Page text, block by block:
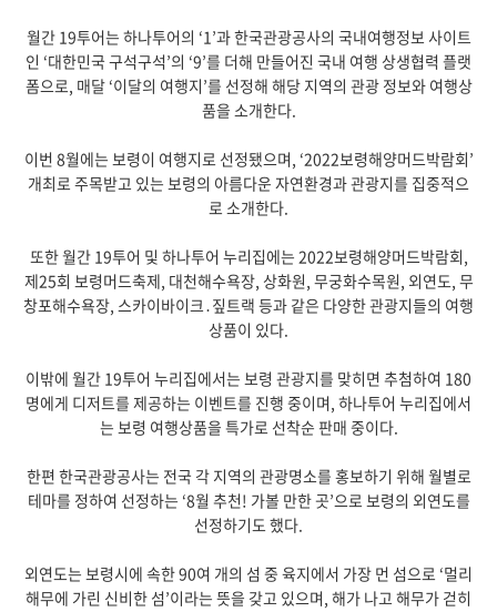
월간 19투어는 하나투어의 ‘1’과 한국관광공사의 국내여행정보 사이트
인 ‘대한민국 구석구석’의 ‘9’를 더해 만들어진 국내 여행 상생협력 플랫
폼으로, 매달 ‘이달의 여행지’를 선정해 해당 지역의 관광 정보와 여행상
품을 소개한다.
이번 8월에는 보령이 여행지로 선정됐으며, ‘2022보령해양머드박람회’
개최로 주목받고 있는 보령의 아름다운 자연환경과 관광지를 집중적으
로 소개한다.
또한 월간 19투어 및 하나투어 누리집에는 2022보령해양머드박람회,
제25회 보령머드축제, 대천해수욕장, 상화원, 무궁화수목원, 외연도, 무
창포해수욕장, 스카이바이크․짚트랙 등과 같은 다양한 관광지들의 여행
상품이 있다.
이밖에 월간 19투어 누리집에서는 보령 관광지를 맞히면 추첨하여 180
명에게 디저트를 제공하는 이벤트를 진행 중이며, 하나투어 누리집에서
는 보령 여행상품을 특가로 선착순 판매 중이다.
한편 한국관광공사는 전국 각 지역의 관광명소를 홍보하기 위해 월별로
테마를 정하여 선정하는 ‘8월 추천! 가볼 만한 곳’으로 보령의 외연도를
선정하기도 했다.
외연도는 보령시에 속한 90여 개의 섬 중 육지에서 가장 먼 섬으로 ‘멀리
해무에 가린 신비한 섬’이라는 뜻을 갖고 있으며, 해가 나고 해무가 걷히